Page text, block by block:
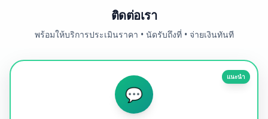
ติดต่อเรา
พร้อมให้บริการประเมินราคา • นัดรับถึงที่ • จ่ายเงินทันที
แนะนำ
💬